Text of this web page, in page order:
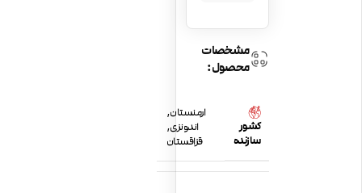
مشخصات
محصول:
کشور
سازنده
ارمنستان,
اندونزی,
قزاقستان